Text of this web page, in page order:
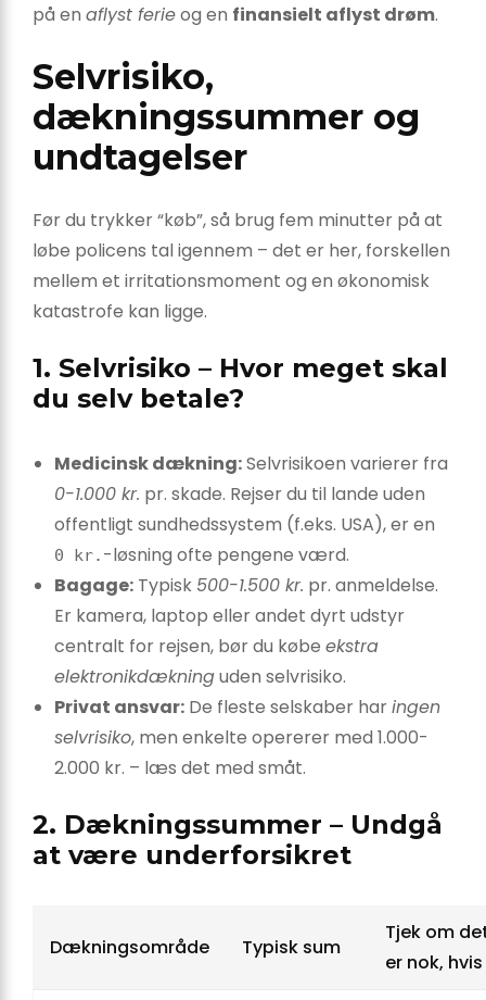
på en aflyst ferieog en finansielt aflyst drøm.
Selvrisiko,
dækningssummer og
undtagelser
Før du trykker “køb”, så brug fem minutter på at
løbe policens tal igennem – det er her, forskellen
mellem et irritationsmoment og en økonomisk
katastrofe kan ligge.
1. Selvrisiko – Hvor meget skal
du selv betale?
Medicinsk dækning:Selvrisikoen varierer fra
0-1.000 kr. pr. skade. Rejser du til lande uden
offentligt sundhedssystem (f.eks. USA), er en
0 kr. -løsning ofte pengene værd.
Bagage: Typisk 500-1.500 kr. pr. anmeldelse.
Er kamera, laptop eller andet dyrt udstyr
centralt for rejsen, bør du købe ekstra
elektronikdækninguden selvrisiko.
Privat ansvar: De fleste selskaber haringen
selvrisiko, men enkelte opererer med 1.000-
2.000 kr. – læs det med småt.
2. Dækningssummer – Undgå
at være underforsikret
Dækningsområde Typisk sum
Tjek om
er nok,